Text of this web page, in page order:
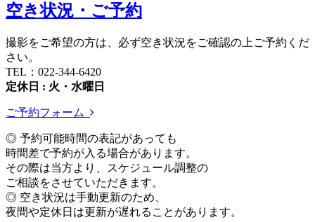
空き状況・ご予約
撮影をご希望の方は、必ず空き状況をご確認の上ご予約くだ
さい。
TEL：022-344-6420
定休日 : 火・水曜日
ご予約フォーム
◎ 予約可能時間の表記があっても
時間差で予約が入る場合があります。
その際は当方より、スケジュール調整の
ご相談をさせていただきます。
◎ 空き状況は手動更新のため、
夜間や定休日は更新が遅れることがあります。